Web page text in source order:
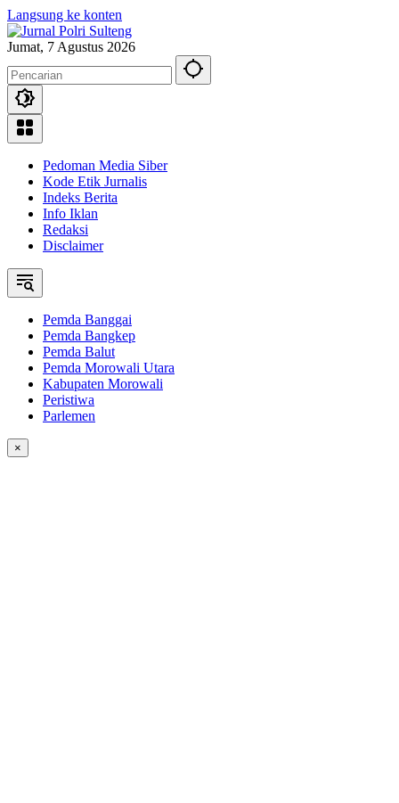
Langsung ke konten
Jumat, 7 Agustus 2026
Pedoman Media Siber
Kode Etik Jurnalis
Indeks Berita
Info Iklan
Redaksi
Disclaimer
Pemda Banggai
Pemda Bangkep
Pemda Balut
Pemda Morowali Utara
Kabupaten Morowali
Peristiwa
Parlemen
×